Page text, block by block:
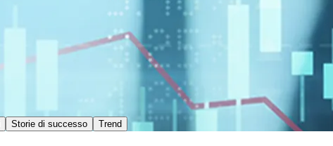
Storie di successo Trend